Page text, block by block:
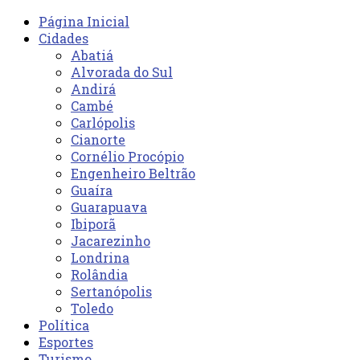
Página Inicial
Cidades
Abatiá
Alvorada do Sul
Andirá
Cambé
Carlópolis
Cianorte
Cornélio Procópio
Engenheiro Beltrão
Guaíra
Guarapuava
Ibiporã
Jacarezinho
Londrina
Rolândia
Sertanópolis
Toledo
Política
Esportes